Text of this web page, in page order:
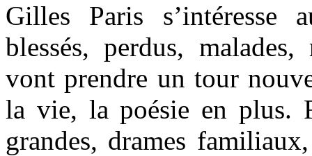
Gilles Paris s’intéresse
blessés, perdus,
vont prendre un tour
la vie, la poésie en plus.
grandes, drames